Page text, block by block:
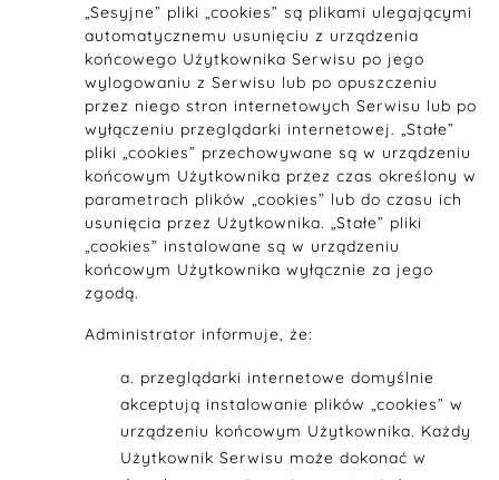
„Sesyjne” pliki „cookies” są plikami ulegającymi
automatycznemu usunięciu z urządzenia
końcowego Użytkownika Serwisu po jego
wylogowaniu z Serwisu lub po opuszczeniu
przez niego stron internetowych Serwisu lub po
wyłączeniu przeglądarki internetowej. „Stałe”
pliki „cookies” przechowywane są w urządzeniu
końcowym Użytkownika przez czas określony w
parametrach plików „cookies” lub do czasu ich
usunięcia przez Użytkownika. „Stałe” pliki
„cookies” instalowane są w urządzeniu
końcowym Użytkownika wyłącznie za jego
zgodą.
Administrator informuje, że:
przeglądarki internetowe domyślnie
akceptują instalowanie plików „cookies” w
urządzeniu końcowym Użytkownika. Każdy
Użytkownik Serwisu może dokonać w